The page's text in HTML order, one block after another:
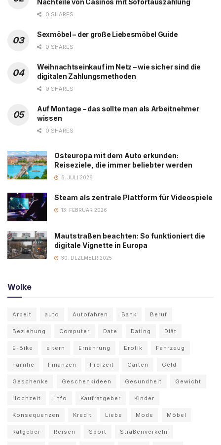
Nachteile von Casinos mit Sofortauszahlung
0 SHARES
Sexmöbel – der große Liebesmöbel Guide
0 SHARES
Weihnachtseinkauf im Netz – wie sicher sind die
digitalen Zahlungsmethoden
0 SHARES
Auf Montage – das sollte man als Arbeitnehmer
wissen
0 SHARES
Osteuropa mit dem Auto erkunden:
Reiseziele, die immer beliebter werden
6. JULI 2026
Steam als zentrale Plattform für Videospiele
13. FEBRUAR 2026
Mautstraßen beachten: So funktioniert die
digitale Vignette in Europa
30. DEZEMBER 2025
Wolke
Arbeit auto Autofahren Bank Beruf
Beziehung Computer Date Dating Diät
E-Bike eltern Ernährung Erotik Fahrzeug
Familie Finanzen Freizeit Garten Geld
Geschenke Geschenkideen Gesundheit Gewicht
Hochzeit Info Kaufratgeber Kinder
Konsequenzen Kredit Liebe Mode Möbel
Ratgeber Reisen Sport Straßenverkehr